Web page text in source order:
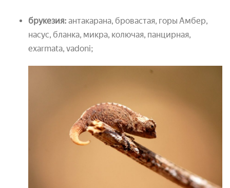
брукезия: антакарана, бровастая, горы Амбер,
насус, бланка, микра, колючая, панцирная,
exarmata, vadoni;